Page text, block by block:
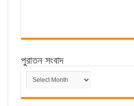
পুরাতন সংবাদ
পুরাতন
সংবাদ